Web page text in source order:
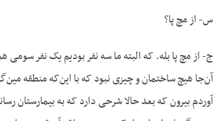
س- از مچ پا؟
ج- از مچ پا بله. که البته ما سه نفر بودیم یک نفر
آن‌جا هیچ ساختمان و چیزی نبود که با این‌که منطقه
آوردم بیرون که بعد حالا شرحی دارد که به بیمارستان